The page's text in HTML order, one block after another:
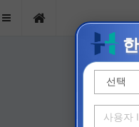
Side
Home